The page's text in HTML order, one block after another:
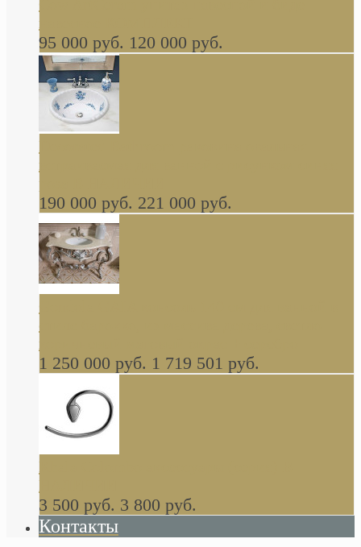
навесное КОМПЛЕКТ
95 000 руб. 120 000 руб.
Decorated Bathroom раковина овальная
встраиваемая для ванной с рисунком синяя
роза В НАЛИЧИИ
190 000 руб. 221 000 руб.
стиле барокко, из массива дерева, светло
коричневый матовый окрас + серебро
1 250 000 руб. 1 719 501 руб.
Khala Colombo аксессуары (серия) В
НАЛИЧИИ
3 500 руб. 3 800 руб.
Контакты